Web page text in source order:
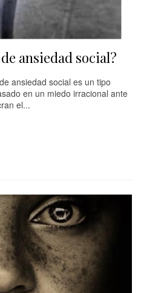
ansiedad social?
ansiedad social es un tipo
en un miedo irracional ante
el...